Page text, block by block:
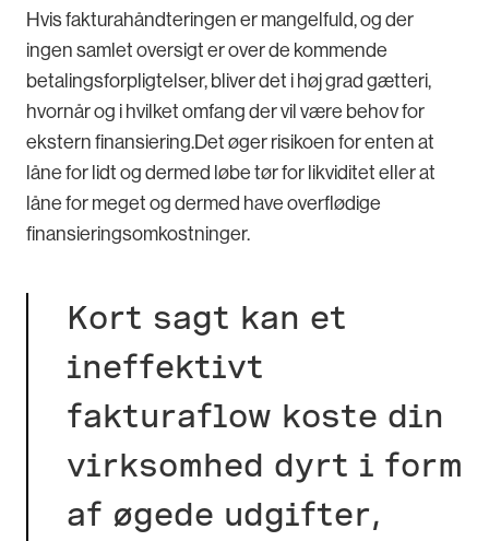
Hvis fakturahåndteringen er mangelfuld, og der
ingen samlet oversigt er over de kommende
betalingsforpligtelser, bliver det i høj grad gætteri,
hvornår og i hvilket omfang der vil være behov for
ekstern finansiering.Det øger risikoen for enten at
låne for lidt og dermed løbe tør for likviditet eller at
låne for meget og dermed have overflødige
finansieringsomkostninger.
Kort sagt kan et
ineffektivt
fakturaflow koste din
virksomhed dyrt i form
af øgede udgifter,